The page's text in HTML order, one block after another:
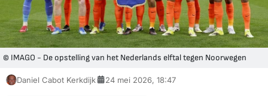
© IMAGO - De opstelling van het Nederlands elftal tegen Noorwegen
Daniel Cabot Kerkdijk 24 mei 2026, 18:47